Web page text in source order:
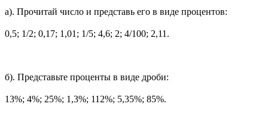
а). Прочитай число и представь его в виде процентов:
0,5; 1/2; 0,17; 1,01; 1/5; 4,6; 2; 4/100; 2,11.
б). Представьте проценты в виде дроби:
13%; 4%; 25%; 1,3%; 112%; 5,35%; 85%.